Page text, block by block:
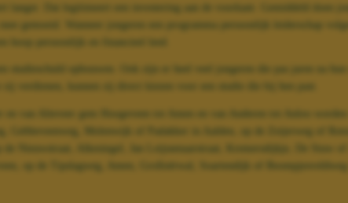
langer. Dat legitimeert een investering aan de voorkant. Gemiddeld doen
gemoeid. Wanneer jongeren een programma persoonlijk leiderschap
hoop persoonlijk en financieel leed.
studieschuld opbouwen. Ook zijn er heel veel jongeren die pas jaren na
verdienen, kunnen zij direct kiezen voor een studie die bij hen past.
en van Alteveer gem Hoogeveen tot Amen en van Anderen tot Anloo
Nieuwstraat, Alkesingel, Jan Leijssenaarstraat, Kremersdijkje, De Stuw
op de Tipslagweg, Amen, Grolloërwal, Soartendijk of